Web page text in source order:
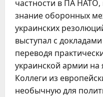
частности в ПА НАТО,
знание оборонных
украинских
выступал с
переводя
украинской армии на
Коллеги из
необычную для